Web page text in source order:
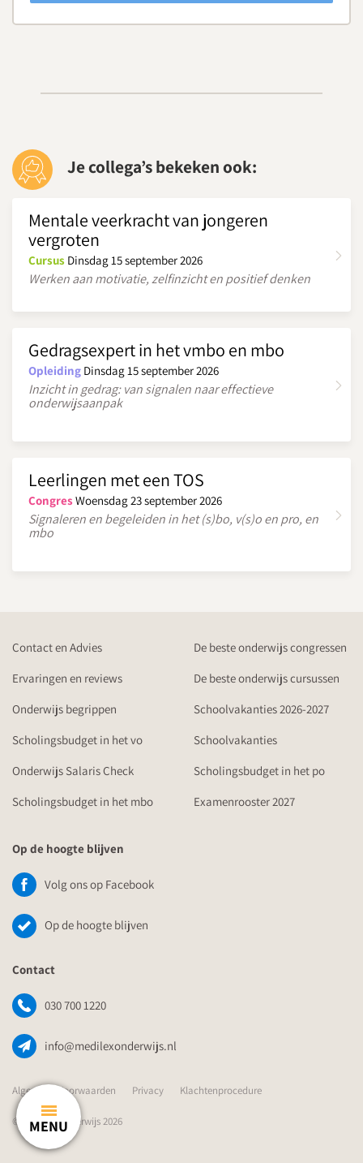
Je collega’s bekeken ook:
Mentale veerkracht van jongeren
vergroten
Cursus Dinsdag 15 september 2026
Werken aan motivatie, zelfinzicht en positief denken
Gedragsexpert in het vmbo en mbo
Opleiding Dinsdag 15 september 2026
Inzicht in gedrag: van signalen naar effectieve
onderwijsaanpak
Leerlingen met een TOS
Congres Woensdag 23 september 2026
Signaleren en begeleiden in het (s)bo, v(s)o en pro, en
mbo
Contact en Advies
De beste onderwijs congressen
Ervaringen en reviews
De beste onderwijs cursussen
Onderwijs begrippen
Schoolvakanties 2026-2027
Scholingsbudget in het vo
Schoolvakanties
Onderwijs Salaris Check
Scholingsbudget in het po
Scholingsbudget in het mbo
Examenrooster 2027
Op de hoogte blijven
Volg ons op Facebook
Op de hoogte blijven
Contact
030 700 1220
info@medilexonderwijs.nl
Algemene Voorwaarden Privacy Klachtenprocedure
© Medilex Onderwijs 2026
MENU